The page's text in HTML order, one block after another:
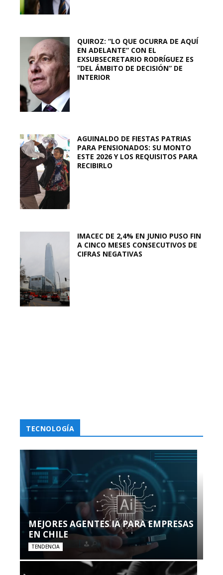
QUIROZ: “LO QUE OCURRA DE AQUÍ
EN ADELANTE” CON EL
EXSUBSECRETARIO RODRÍGUEZ ES
“DEL ÁMBITO DE DECISIÓN” DE
INTERIOR
AGUINALDO DE FIESTAS PATRIAS
PARA PENSIONADOS: SU MONTO
ESTE 2026 Y LOS REQUISITOS PARA
RECIBIRLO
IMACEC DE 2,4% EN JUNIO PUSO FIN
A CINCO MESES CONSECUTIVOS DE
CIFRAS NEGATIVAS
TECNOLOGÍA
MEJORES AGENTES IA PARA EMPRESAS
EN CHILE
TENDENCIA